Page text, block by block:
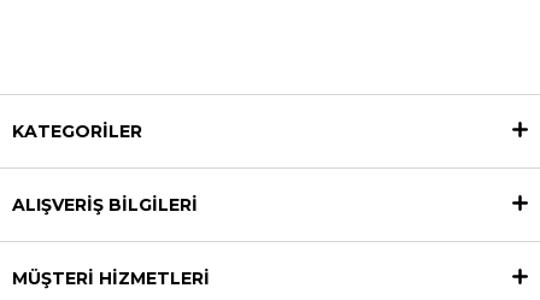
KATEGORİLER
ALIŞVERİŞ BİLGİLERİ
MÜŞTERİ HİZMETLERİ